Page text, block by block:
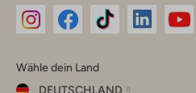
Instagram
Facebook
TikTok
Wähle dein Land
DEUTSCHLAND